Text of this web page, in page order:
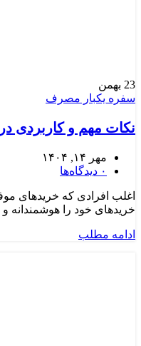
23 بهمن
سفره یکبار مصرف
نکات مهم و کاربردی
مهر ۱۴, ۱۴۰۴
۰ دیدگاه‌ها
اغلب افرادی که خریدهای
خریدهای خود را هوشمندانه و
ادامه مطلب